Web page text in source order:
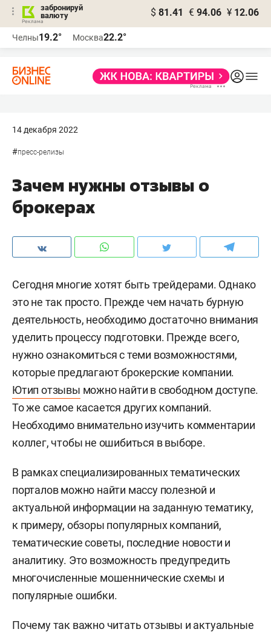
забронируй
валюту
$ 81.41 € 94.06 ¥ 12.06
Челны19.2° Москва22.2°
14 декабря 2022
#пресс-релизы
Зачем нужны отзывы о
брокерах
Сегодня многие хотят быть трейдерами. Однако
это не так просто. Прежде чем начать бурную
деятельность, необходимо достаточно внимания
уделить процессу подготовки. Прежде всего,
нужно ознакомиться с теми возможностями,
которые предлагают брокерские компании.
Ютип отзывы можно найти в свободном доступе.
То же самое касается других компаний.
Необходимо внимательно изучить комментарии
коллег, чтобы не ошибиться в выборе.
В рамках специализированных тематических
порталов можно найти массу полезной и
актуальной информации на заданную тематику,
к примеру, обзоры популярных компаний,
тематические советы, последние новости и
аналитику. Это возможность предупредить
многочисленные мошеннические схемы и
популярные ошибки.
Почему так важно читать отзывы и актуальные